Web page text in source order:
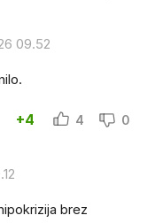
09.52
+4 4 0
brez